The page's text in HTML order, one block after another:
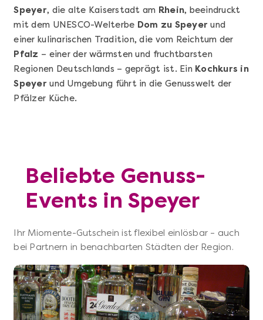
Speyer, die alte Kaiserstadt am Rhein, beeindruckt
mit dem UNESCO-Welterbe Dom zu Speyer und
einer kulinarischen Tradition, die vom Reichtum der
Pfalz – einer der wärmsten und fruchtbarsten
Regionen Deutschlands – geprägt ist. Ein Kochkurs in
Speyer und Umgebung führt in die Genusswelt der
Pfälzer Küche.
Beliebte Genuss-
Events in Speyer
Ihr Miomente-Gutschein ist flexibel einlösbar – auch
bei Partnern in benachbarten Städten der Region.